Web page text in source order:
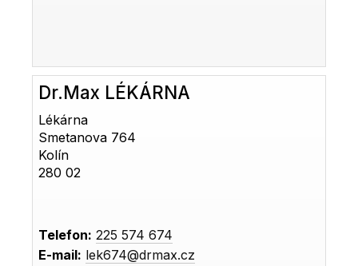
Dr.Max LÉKÁRNA
Lékárna
Smetanova 764
Kolín
280 02
Telefon: 225 574 674
E-mail: lek674@drmax.cz